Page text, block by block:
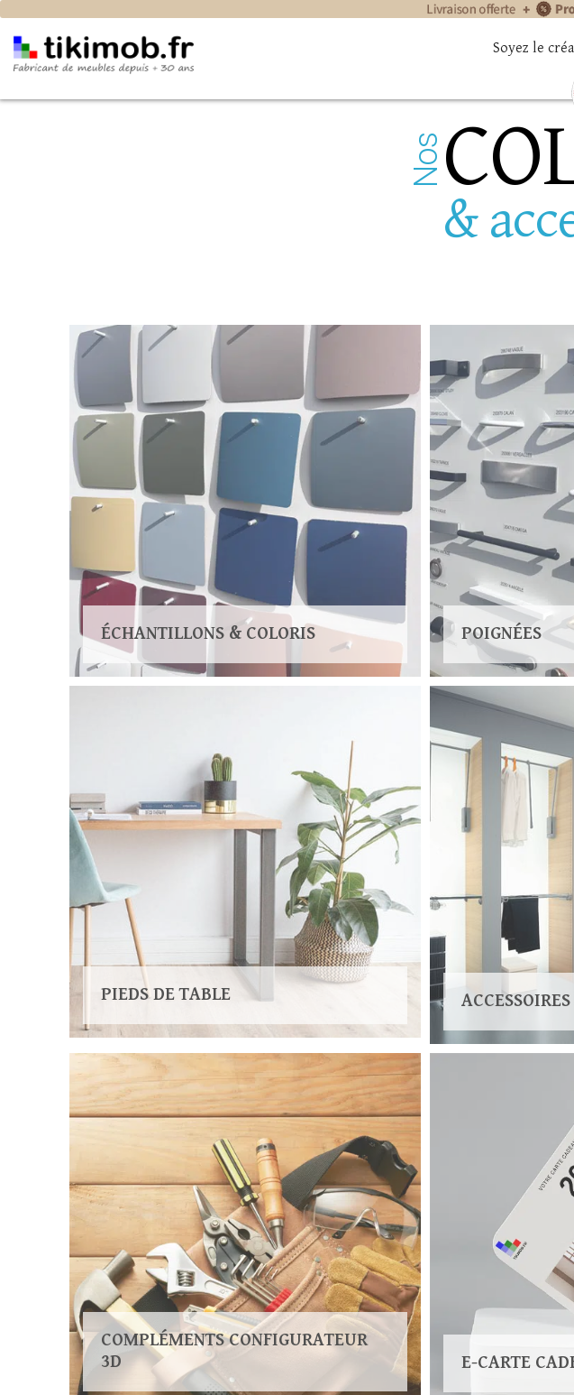
Soyez le
Nos
&
ÉCHANTILLONS & COLORIS POIGNÉES
PIEDS DE TABLE
COMPLÉMENTS CONFIGURATEUR
3D
E-CARTE